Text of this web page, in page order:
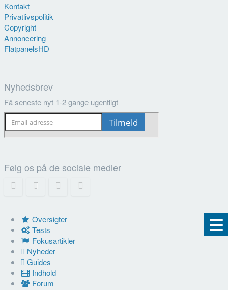
Kontakt
Privatlivspolitik
Copyright
Annoncering
FlatpanelsHD
Nyhedsbrev
Få seneste nyt 1-2 gange ugentligt
Følg os på de sociale medier
Oversigter
Tests
Fokusartikler
Nyheder
Guides
Indhold
Forum